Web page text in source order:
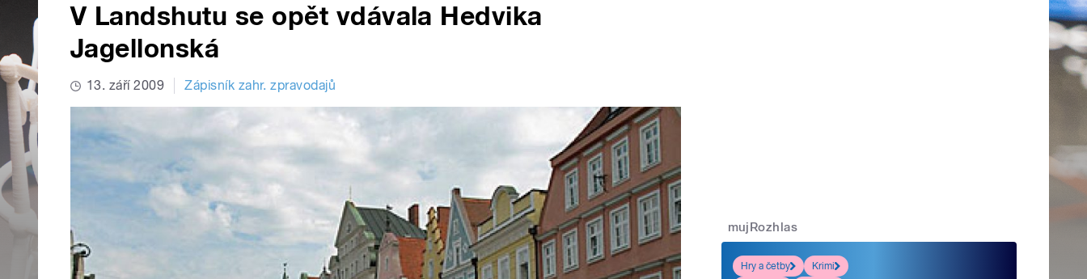
V Landshutu se opět vdávala Hedvika
Jagellonská
13. září 2009 Zápisník zahr. zpravodajů
mujRozhlas
Hry a četby
Krimi